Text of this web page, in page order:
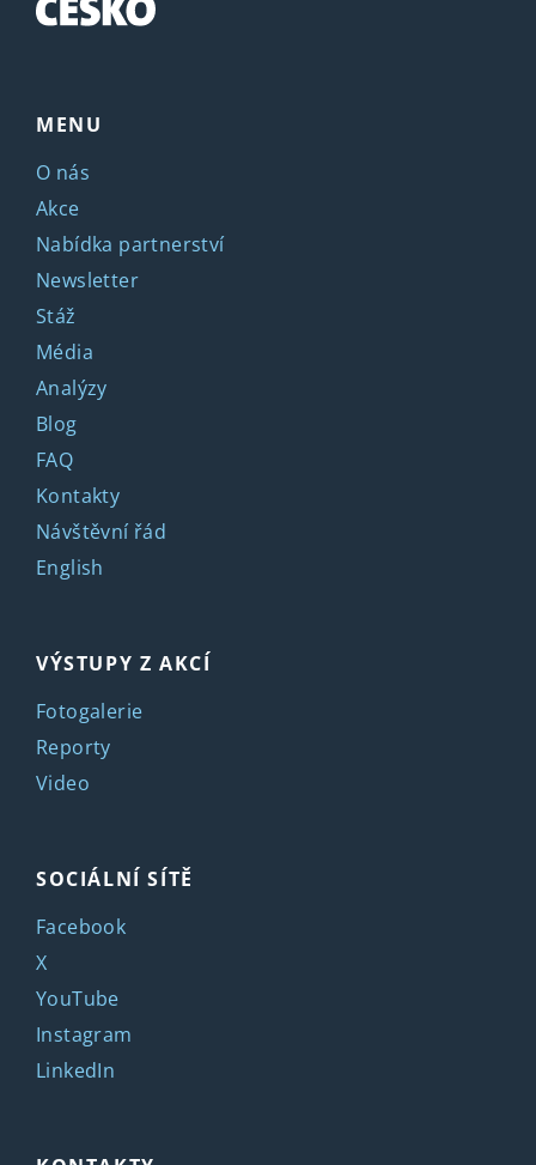
MENU
O nás
Akce
Nabídka partnerství
Newsletter
Stáž
Média
Analýzy
Blog
FAQ
Kontakty
Návštěvní řád
English
VÝSTUPY Z AKCÍ
Fotogalerie
Reporty
Video
SOCIÁLNÍ SÍTĚ
Facebook
X
YouTube
Instagram
LinkedIn